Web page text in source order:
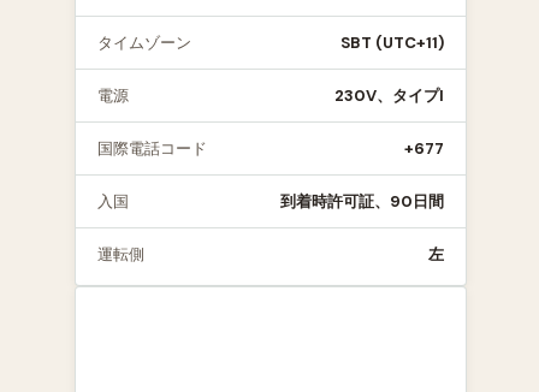
タイムゾーン SBT (UTC+11)
電源 230V、タイプI
国際電話コード +677
入国 到着時許可証、90日間
運転側 左